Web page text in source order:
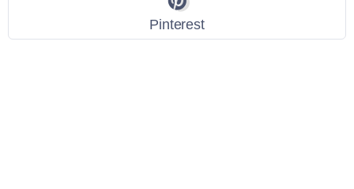
Pinterest